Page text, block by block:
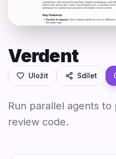
Verdent
Uložit Sdílet
Run parallel agents
review code.